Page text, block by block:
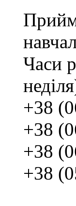
Часи
+38
+38
+38
+38